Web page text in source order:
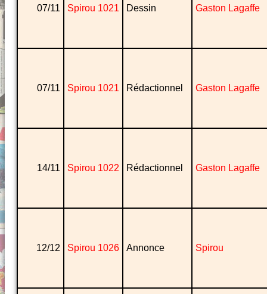
07/11 Spirou 1021 Dessin Gaston Lagaffe
07/11 Spirou 1021 Rédactionnel Gaston Lagaffe
14/11 Spirou 1022 Rédactionnel Gaston Lagaffe
12/12 Spirou 1026 Annonce Spirou